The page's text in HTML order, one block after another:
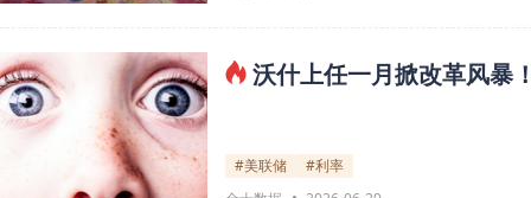
沃什上任一月掀改革风暴
#美联储
#利率